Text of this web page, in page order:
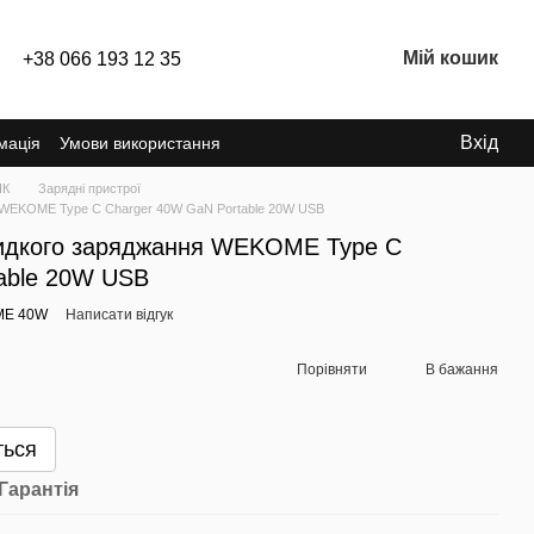
+38 066 193 12 35 Мій кошик
Умови використання Вхід
Зарядні пристрої
Type C Charger 40W GaN Portable 20W USB
заряджання WEKOME Type C
20W USB
40W Написати відгук
Порівняти В бажання